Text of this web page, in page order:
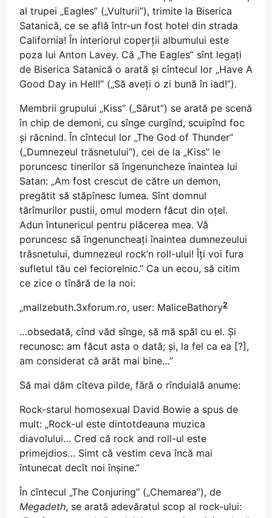
al trupei „Eagles” („Vulturii”), trimite la Biserica
Satanică, ce se află într-un fost hotel din strada
California! În interiorul coperții albumului este
poza lui Anton Lavey. Că „The Eagles” sînt legați
de Biserica Satanică o arată și cîntecul lor „Have A
Good Day in Hell!” („Să aveți o zi bună în iad!”).
Membrii grupului „Kiss” („Sărut”) se arată pe scenă
în chip de demoni, cu sînge curgînd, scuipînd foc
și răcnind. În cîntecul lor „The God of Thunder”
(„Dumnezeul trăsnetului”), cei de la „Kiss” le
poruncesc tinerilor să îngenuncheze înaintea lui
Satan: „Am fost crescut de către un demon,
pregătit să stăpînesc lumea. Sînt domnul
tărîmurilor pustii, omul modern făcut din oțel.
Adun întunericul pentru plăcerea mea. Vă
poruncesc să îngenuncheați înaintea dumnezeului
trăsnetului, dumnezeul rock’n roll-ului! Îți voi fura
sufletul tău cel feciorelnic.” Ca un ecou, să citim
ce zice o tînără de la noi:
„mallzebuth.3xforum.ro, user: MaliceBathory2
…obsedată, cînd văd sînge, să mă spăl cu el. Și
recunosc: am făcut asta o dată; și, la fel ca ea [?],
am considerat că arăt mai bine…”
Să mai dăm cîteva pilde, fără o rînduială anume:
Rock-starul homosexual David Bowie a spus de
mult: „Rock-ul este dintotdeauna muzica
diavolului… Cred că rock and roll-ul este
primejdios… Simt că vestim ceva încă mai
întunecat decît noi înșine.”
În cîntecul „The Conjuring” („Chemarea”), de
Megadeth, se arată adevăratul scop al rock-ului: